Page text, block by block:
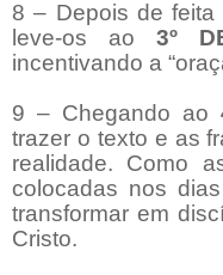
8 – Depois de feita
leve-os ao 3º
incentivando a
9 – Chegando ao
trazer o texto e as
realidade. Como
colocadas nos
transformar em
Cristo.